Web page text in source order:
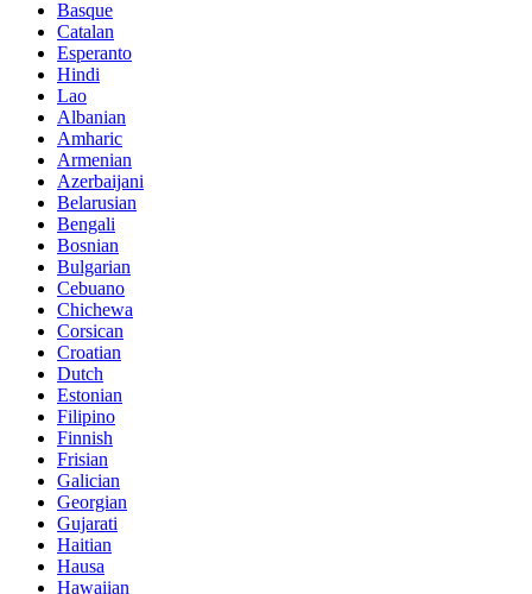
Basque
Catalan
Esperanto
Hindi
Lao
Albanian
Amharic
Armenian
Azerbaijani
Belarusian
Bengali
Bosnian
Bulgarian
Cebuano
Chichewa
Corsican
Croatian
Dutch
Estonian
Filipino
Finnish
Frisian
Galician
Georgian
Gujarati
Haitian
Hausa
Hawaiian